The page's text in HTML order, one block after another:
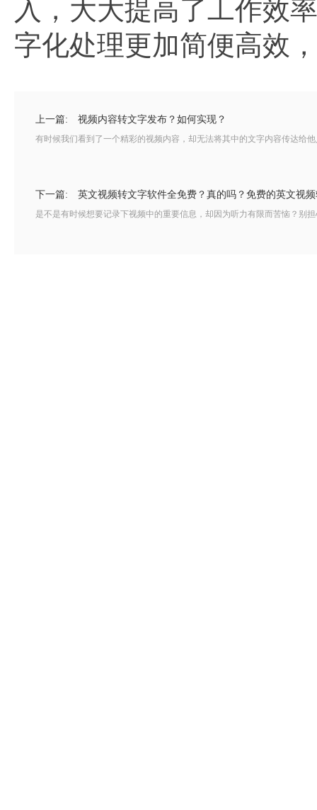
入，大大提高了工作效
字化处理更加简便高效
上一篇: 视频内容转文字发布？如何实现？
有时候我们看到了一个精彩的视频内容，却无法将其中的文字内容传达给
下一篇: 英文视频转文字软件全免费？真的吗？免费的英文视
是不是有时候想要记录下视频中的重要信息，却因为听力有限而苦恼？别